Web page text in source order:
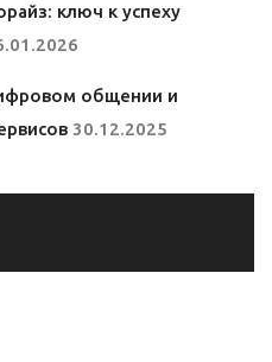
ключ к успеху
общении и
30.12.2025